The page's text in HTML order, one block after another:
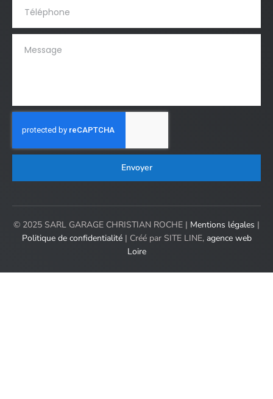
Envoyer
© 2025 SARL GARAGE CHRISTIAN ROCHE | Mentions légales |
Politique de confidentialité| Créé par SITE LINE, agence web
Loire